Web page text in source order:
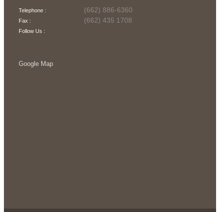
Telephone : (662) 886-6360
Fax : (662) 435 1708
Follow Us :
Google Map